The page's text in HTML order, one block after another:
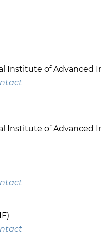
of Advanced
of Advanced